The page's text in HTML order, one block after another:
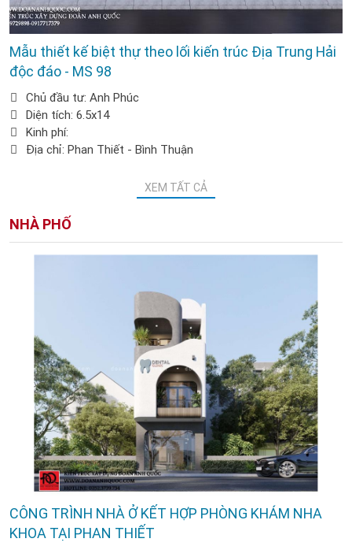
Mẫu thiết kế biệt thự theo lối kiến trúc Địa Trung Hải
độc đáo - MS 98
Chủ đầu tư: Anh Phúc
Diện tích: 6.5x14
Kinh phí:
Địa chỉ: Phan Thiết - Bình Thuận
XEM TẤT CẢ
NHÀ PHỐ
CÔNG TRÌNH NHÀ Ở KẾT HỢP PHÒNG KHÁM NHA
KHOA TẠI PHAN THIẾT